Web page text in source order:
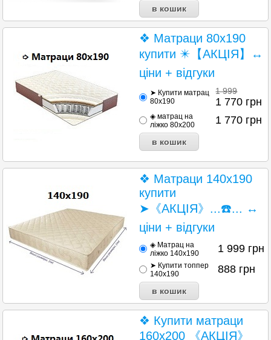
❖ Матраци 80х190
купити ✴️【АКЦІЯ】↔
ціни + відгуки
➤ Купити матрац
80х190
1 999
1 770 грн
◈ матрац на
ліжко 80х200
1 770 грн
❖ Матраци 140х190
купити
➤《АКЦІЯ》...☎️... ↔
ціни + відгуки
◈ Матрац на
ліжко 140x190
1 999 грн
➤ Купити топпер
140x190
888 грн
❖ Купити матраци
160х200 《АКЦІЯ》